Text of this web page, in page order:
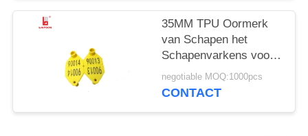
35MM TPU Oormerk
van Schapen het
Schapenvarkens voor
Goederenmanagement
negotiable MOQ:1000pcs
CONTACT